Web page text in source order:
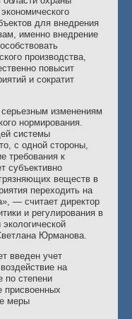
для внедрения
именно внедрение
производства,
повысит
и сократит
серьезным изменениям
нормирования.
системы
с одной стороны,
требования к
субъективно
веществ в
переходить на
— считает директор
и регулирования в
Юрманова.
введен учет
на
по степени
присвоенных
меры